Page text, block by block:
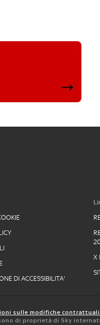
DI ACCESSIBILITA'
X
sulle modifiche contrattuali
di proprietà di Sky